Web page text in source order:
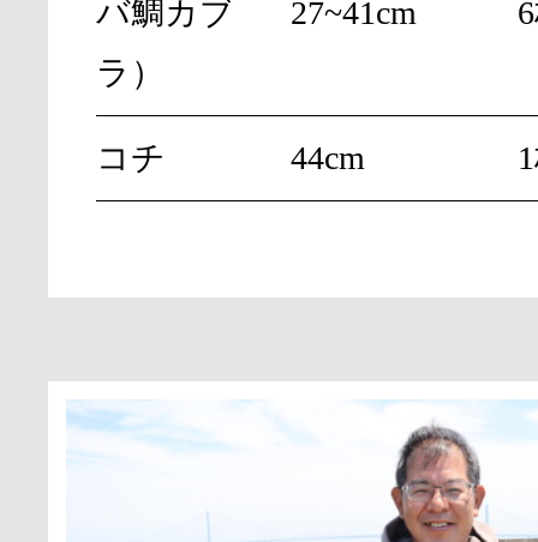
バ鯛カブ
ラ）
27~41cm
コチ 44cm